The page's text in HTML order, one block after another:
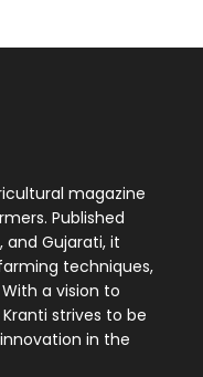
magazine
Published
and Gujarati, it
techniques,
a vision to
strives to be
in the